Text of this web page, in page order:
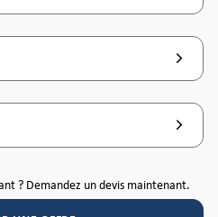
? Demandez un devis maintenant.